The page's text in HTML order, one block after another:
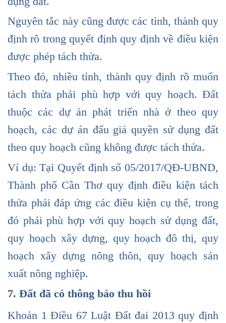
Nguyên tắc này cũng được các tỉnh, thành quy
định rõ trong quyết định quy định về điều kiện
được phép tách thửa.
Theo đó, nhiều tỉnh, thành quy định rõ muốn
tách thửa phải phù hợp với quy hoạch. Đất
thuộc các dự án phát triển nhà ở theo quy
hoạch, các dự án đấu giá quyền sử dụng đất
theo quy hoạch cũng không được tách thửa.
Ví dụ: Tại Quyết định số 05/2017/QĐ-UBND,
Thành phố Cần Thơ quy định điều kiện tách
thửa phải đáp ứng các điều kiện cụ thể, trong
đó phải phù hợp với quy hoạch sử dụng đất,
quy hoạch xây dựng, quy hoạch đô thị, quy
hoạch xây dựng nông thôn, quy hoạch sản
xuất nông nghiệp.
7. Đất đã có thông báo thu hồi
Khoản 1 Điều 67 Luật Đất đai 2013 quy định